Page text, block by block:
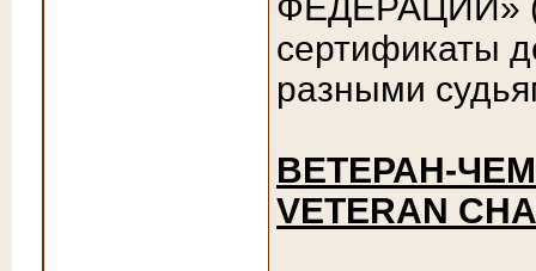
ФЕДЕРАЦИИ»
сертификаты
разными
ВЕТЕРАН-
VETERAN